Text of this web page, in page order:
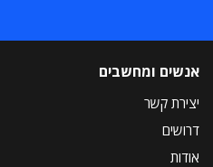
אנשים ומחשבים
יצירת קשר
דרושים
אודות